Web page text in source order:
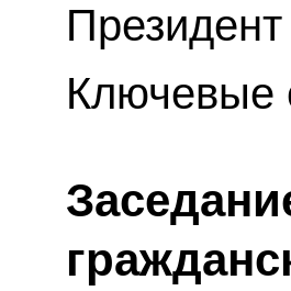
Ключевые